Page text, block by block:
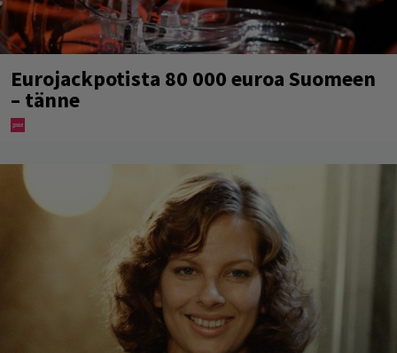
Eurojackpotista 80 000 euroa Suomeen
– tänne